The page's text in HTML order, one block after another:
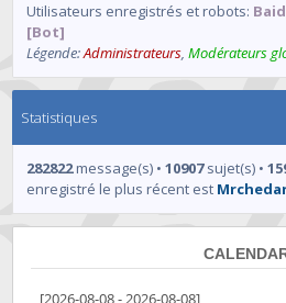
Utilisateurs enregistrés et robots:
[Bot]
Légende:Administrateurs,Modérateurs
Statistiques
282822message(s) •10907sujet(s) •
enregistré le plus récent est